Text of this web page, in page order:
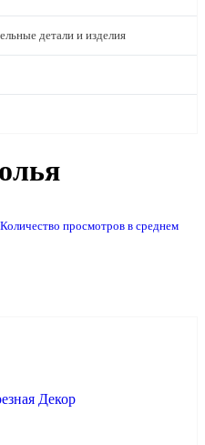
детали и изделия
количество просмотров в среднем